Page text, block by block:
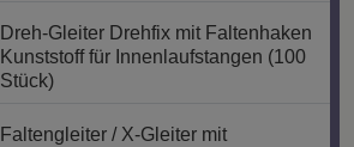
Dreh-Gleiter Drehfix mit Faltenhaken
Kunststoff für Innenlaufstangen (100
Stück)
Faltengleiter / X-Gleiter mit